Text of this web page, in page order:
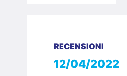
RECENSIONI
12/04/2022